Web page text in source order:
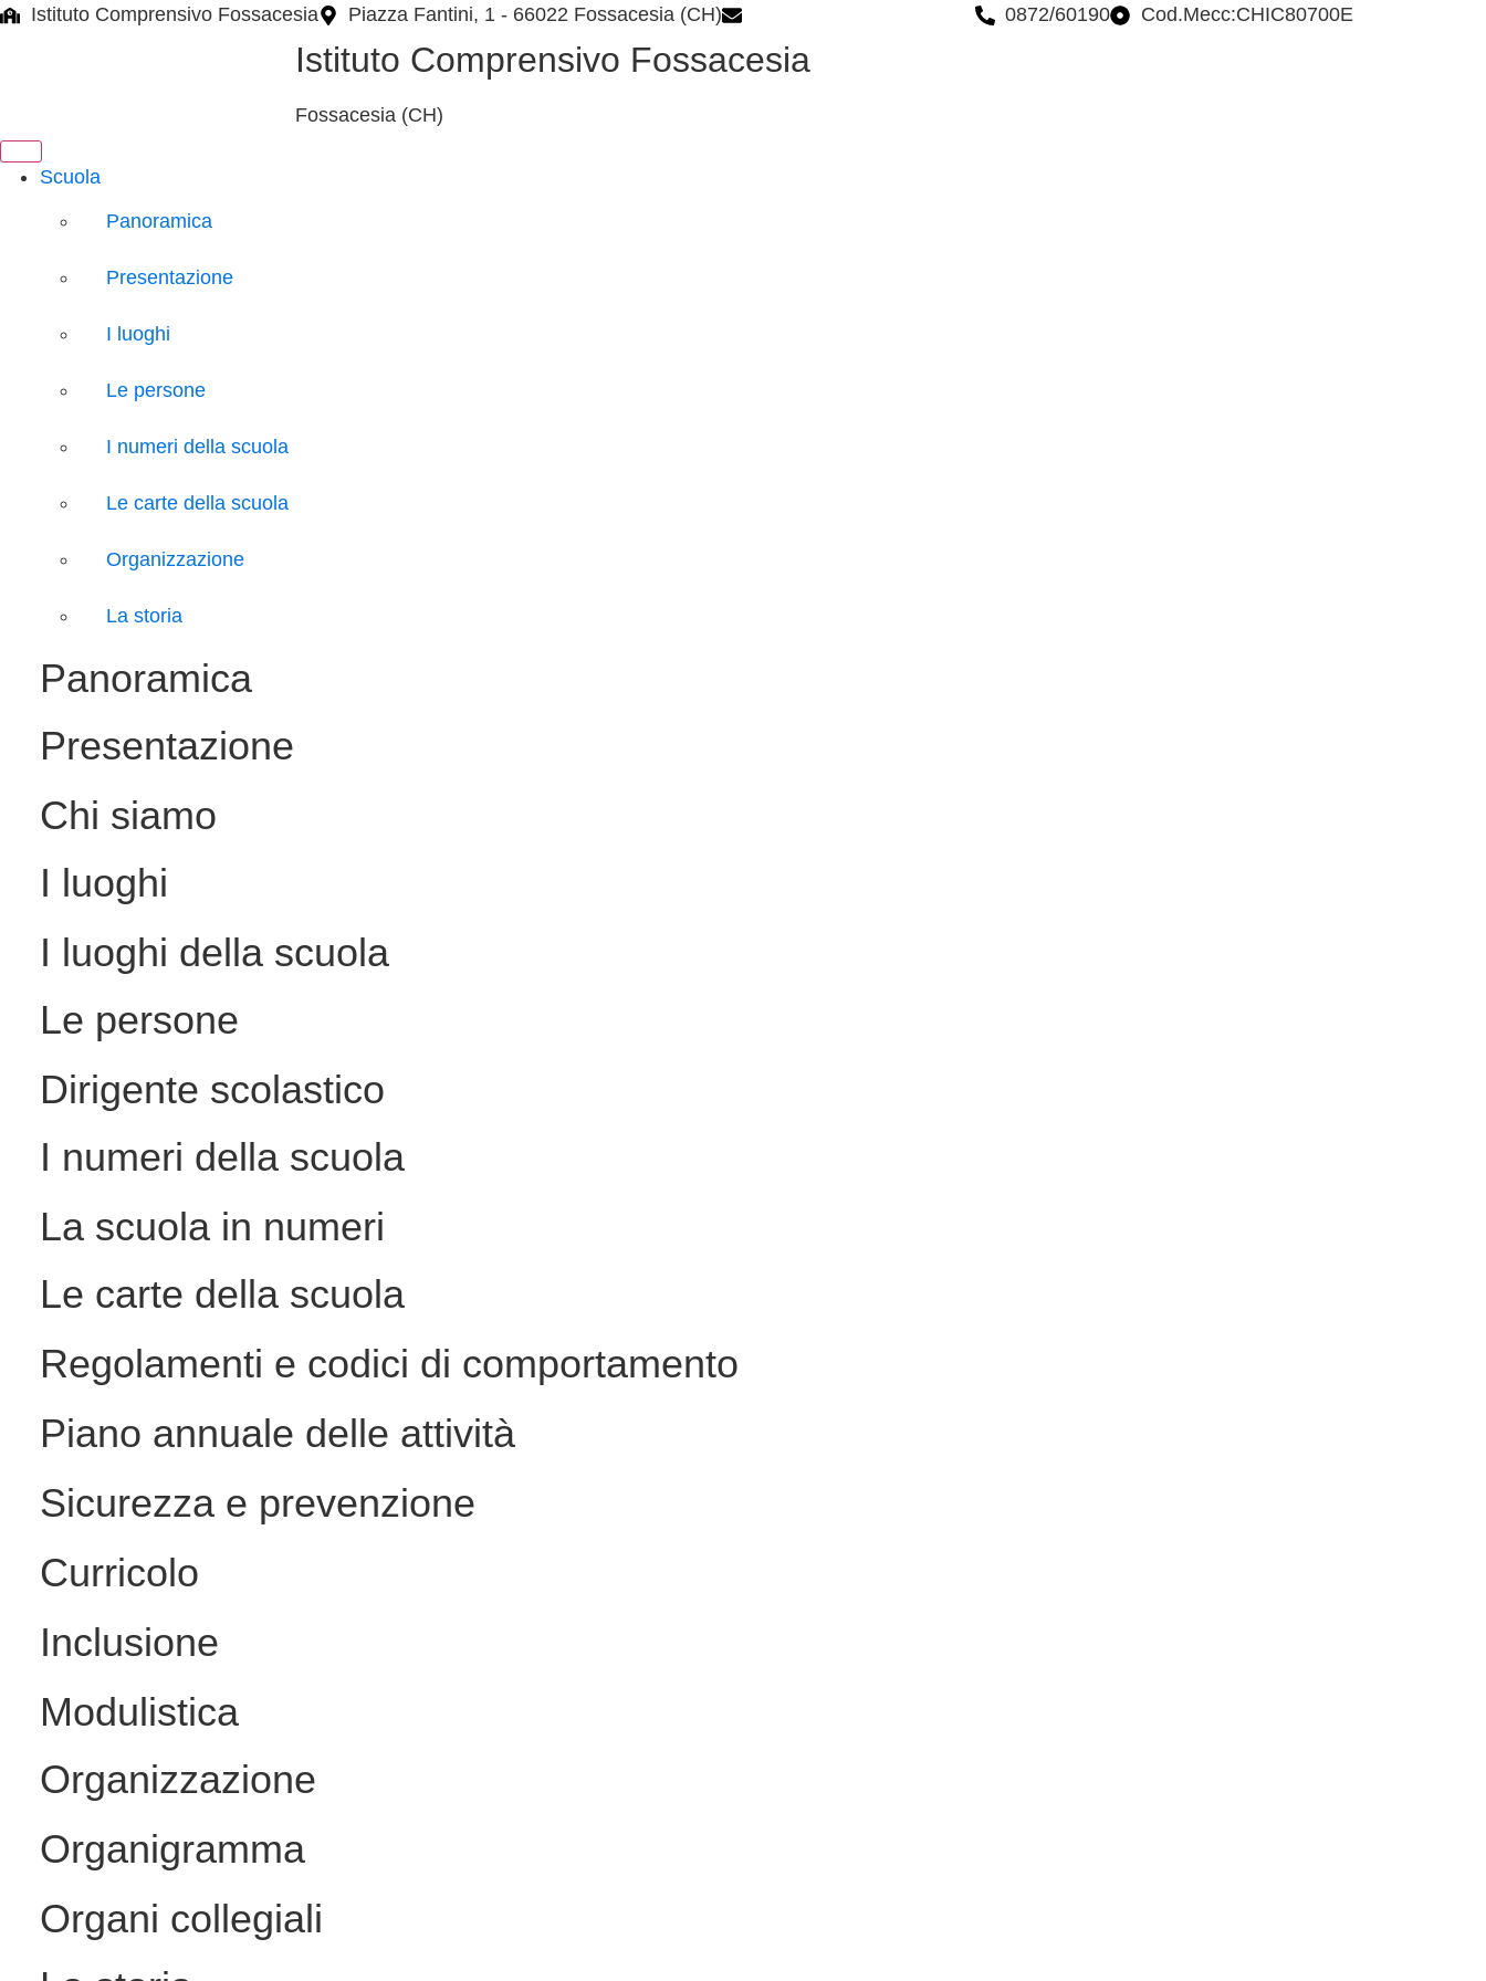
Istituto Comprensivo Fossacesia Piazza Fantini, 1 - 66022 Fossacesia (CH) 0872/60190 Cod.Mecc:CHIC80700E
Istituto Comprensivo Fossacesia
Fossacesia (CH)
Scuola
Panoramica
Presentazione
I luoghi
Le persone
I numeri della scuola
Le carte della scuola
Organizzazione
La storia
Panoramica
Presentazione
Chi siamo
I luoghi
I luoghi della scuola
Le persone
Dirigente scolastico
I numeri della scuola
La scuola in numeri
Le carte della scuola
Regolamenti e codici di comportamento
Piano annuale delle attività
Sicurezza e prevenzione
Curricolo
Inclusione
Modulistica
Organizzazione
Organigramma
Organi collegiali